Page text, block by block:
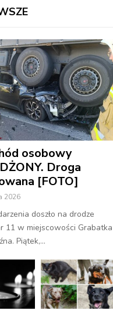
osobowy
Droga
[FOTO]
2026
doszło na drodze
11 w miejscowości Grabatka
Piątek,...